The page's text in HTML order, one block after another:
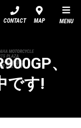
CONTACT MAP MENU
、
です!